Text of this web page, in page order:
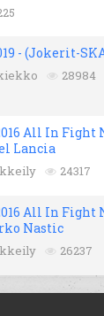
- (Jokerit-
28984
All In
Lancia
24317
All In
Nastic
26237